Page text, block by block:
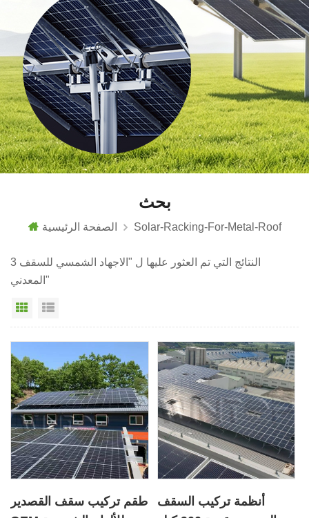
بحث
الصفحة الرئيسية Solar-Racking-For-Metal-Roof
3 النتائج التي تم العثور عليها ل "الاجهاد الشمسي للسقف
المعدني"
عرض شبكي
طقم تركيب سقف القصدير
أنظمة تركيب السقف